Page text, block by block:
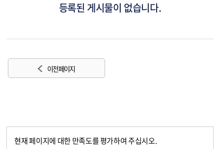
등록된 게시물이 없습니다.
이전 페이지
현재 페이지에 대한 만족도를 평가하여 주십시오.